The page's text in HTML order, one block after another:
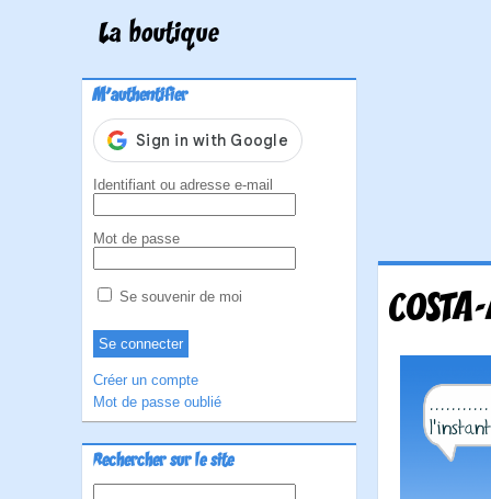
La boutique
M'authentifier
Identifiant ou adresse e-mail
Mot de passe
Se souvenir de moi
Créer un compte
Mot de passe oublié
Rechercher sur le site